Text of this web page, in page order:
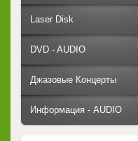
Laser Disk
DVD - AUDIO
Джазовые Концерты
Информация - AUDIO